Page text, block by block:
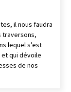
il nous faudra
traversons,
lequel s’est
qui dévoile
de nos